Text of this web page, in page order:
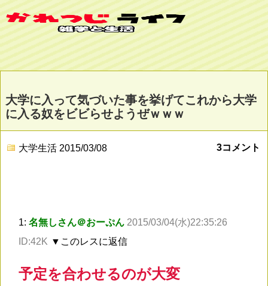
大学に入って気づいた事を挙げてこれから大学
に入る奴をビビらせようぜｗｗｗ
大学生活 2015/03/08 3コメント
1: 名無しさん＠おーぷん 2015/03/04(水)22:35:26
ID:42K ▼このレスに返信
予定を合わせるのが大変